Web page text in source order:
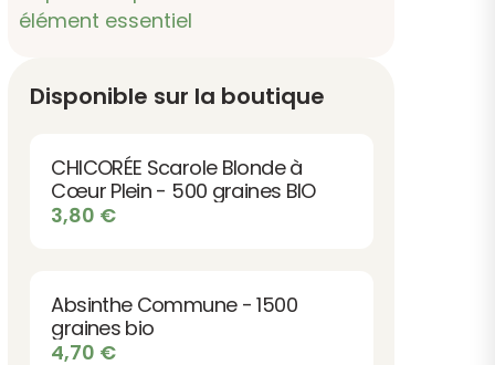
élément essentiel
Disponible sur la boutique
CHICORÉE Scarole Blonde à
Cœur Plein - 500 graines BIO
3,80 €
Absinthe Commune - 1500
graines bio
4,70 €